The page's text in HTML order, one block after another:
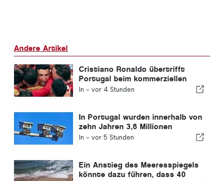
Andere Artikel
Cristiano Ronaldo übertrifft
Portugal beim kommerziellen
Wert
In - vor 4 Stunden
In Portugal wurden innerhalb von
zehn Jahren 3,6 Millionen
Autofahrer wegen
In - vor 5 Stunden
Ein Anstieg des Meeresspiegels
könnte dazu führen, dass 40